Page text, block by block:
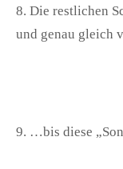
8. Die restlichen
und genau gleich
9. …bis diese